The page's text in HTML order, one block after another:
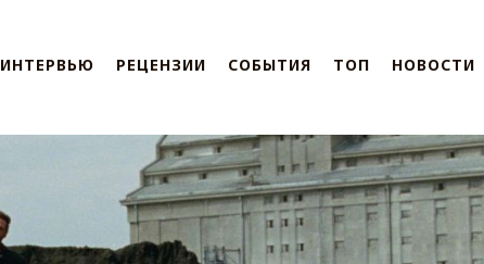
ИНТЕРВЬЮ РЕЦЕНЗИИ СОБЫТИЯ ТОП НОВОСТИ